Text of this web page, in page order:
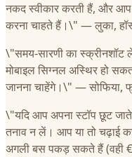
नकद स्वीकार करती हैं, और आप
करना चाहते हैं।\" — लुका,
\"समय-सारणी का
मोबाइल सिग्नल अस्थिर हो
जानना चाहेंगे।\" — सोफिया,
\"यदि आप अपना स्टॉप छूट जाते
तनाव न लें। आप या तो चढ़ाई
अगली बस पकड़ सकते हैं (वही